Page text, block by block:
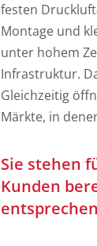
festen
Montage und
unter hohem
Infrastruktur.
Gleichzeitig
Märkte, in
Sie stehen
Kunden